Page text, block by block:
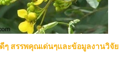
ๆ สรรพคุณเด่นๆและข้อมูลงานวิจัย